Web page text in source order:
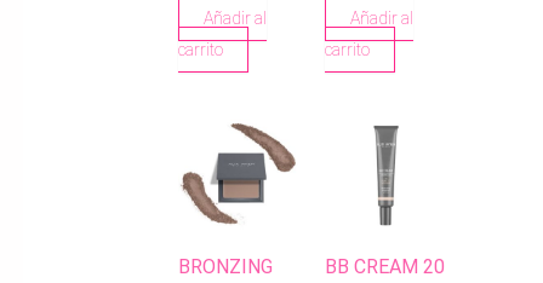
DESERT
Añadir al
carrito
Añadir al
carrito
BRONZING
BB CREAM 20